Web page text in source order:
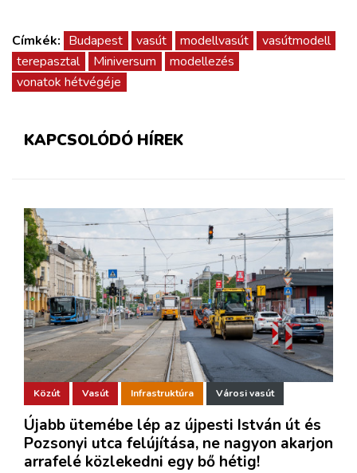
Címkék: Budapest vasút modellvasút
vasútmodell
terepasztal
Miniversum
modellezés
vonatok hétvégéje
KAPCSOLÓDÓ HÍREK
Közút Vasút Infrastruktúra Városi vasút
Újabb ütemébe lép az újpesti István út és
Pozsonyi utca felújítása, ne nagyon akarjon
arrafelé közlekedni egy bő hétig!